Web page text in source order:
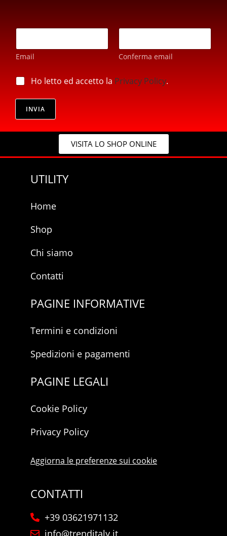
v
y
p
i
v
y
E
a
i
*
Email Conferma email
p
i
a
Ho letto ed accetto la Privacy Policy.
INVIA
VISITA LO SHOP ONLINE
UTILITY
Home
Shop
Chi siamo
Contatti
PAGINE INFORMATIVE
Termini e condizioni
Spedizioni e pagamenti
PAGINE LEGALI
Cookie Policy
Privacy Policy
Aggiorna le preferenze sui cookie
CONTATTI
+39 03621971132
info@trenditaly.it